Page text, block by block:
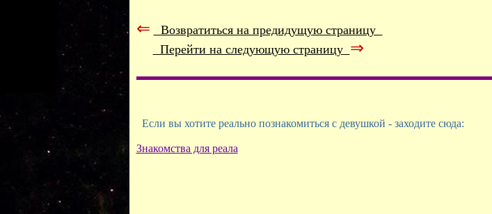
⇐
Возвратиться на предидущую страницу
Перейти на следующую страницу ⇒
Если вы хотите реально познакомиться с девушкой - заходите сюда:
Знакомства для реала